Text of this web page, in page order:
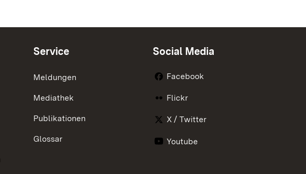
Service
Meldungen
Mediathek
Publikationen
Glossar
Social Media
Facebook
Flickr
X / Twitter
Youtube